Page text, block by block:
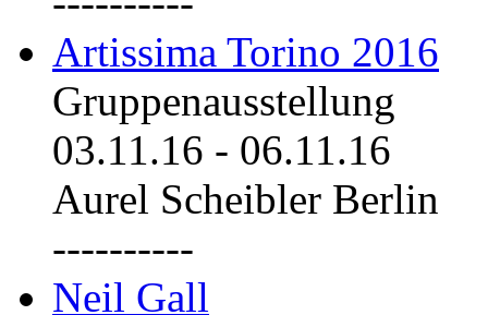
Artissima Torino 2016
Gruppenausstellung
03.11.16 - 06.11.16
Aurel Scheibler Berlin
----------
Neil Gall